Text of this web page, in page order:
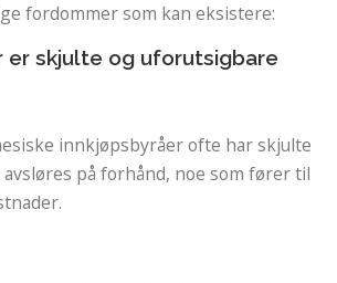
fordommer som kan eksistere:
er skjulte og uforutsigbare
innkjøpsbyråer ofte har skjulte
på forhånd, noe som fører til